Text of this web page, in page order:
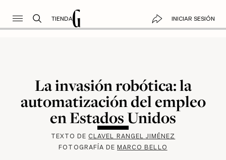
TIENDA INICIAR SESIÓN
La invasión robótica: la
automatización del empleo
en Estados Unidos
TEXTO DECLAVEL RANGEL JIMÉNEZ
FOTOGRAFÍA DEMARCO BELLO